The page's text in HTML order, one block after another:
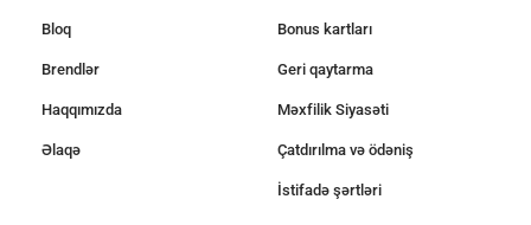
Bloq
Brendlər
Haqqımızda
Əlaqə
Bonus kartları
Geri qaytarma
Məxfilik Siyasəti
Çatdırılma və ödəniş
İstifadə şərtləri